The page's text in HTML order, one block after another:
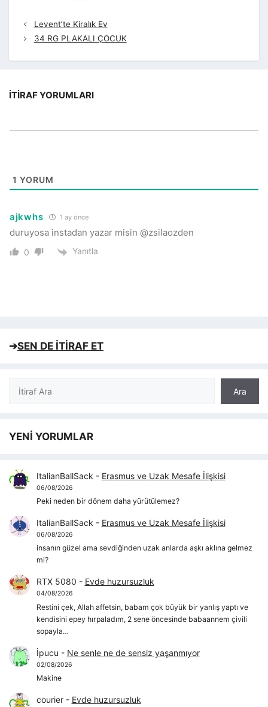
Levent’te Kiralık Ev
34 RG PLAKALI ÇOCUK
İTIRAF YORUMLARI
1 YORUM
ajkwhs 1 ay önce
duruyosa instadan yazar misin @zsilaozden
0 Yanıtla
➔SEN DE İTİRAF ET
Ara
Ara
YENİ YORUMLAR
ItalianBallSack - Erasmus ve Uzak Mesafe İlişkisi
06/08/2026
Peki neden bir dönem daha yürütülemez?
ItalianBallSack - Erasmus ve Uzak Mesafe İlişkisi
06/08/2026
insanın güzel ama sevdiğinden uzak anlarda aşkı aklına gelmez
mi?
RTX 5080 - Evde huzursuzluk
04/08/2026
Restini çek, Allah affetsin, babam çok büyük bir yanlış yaptı ve
kendisini epey hırpaladım, 2 sene öncesinde babaannem çivili
sopayla…
İpucu - Ne senle ne de sensiz yaşanmıyor
02/08/2026
Makine
courier- Evde huzursuzluk